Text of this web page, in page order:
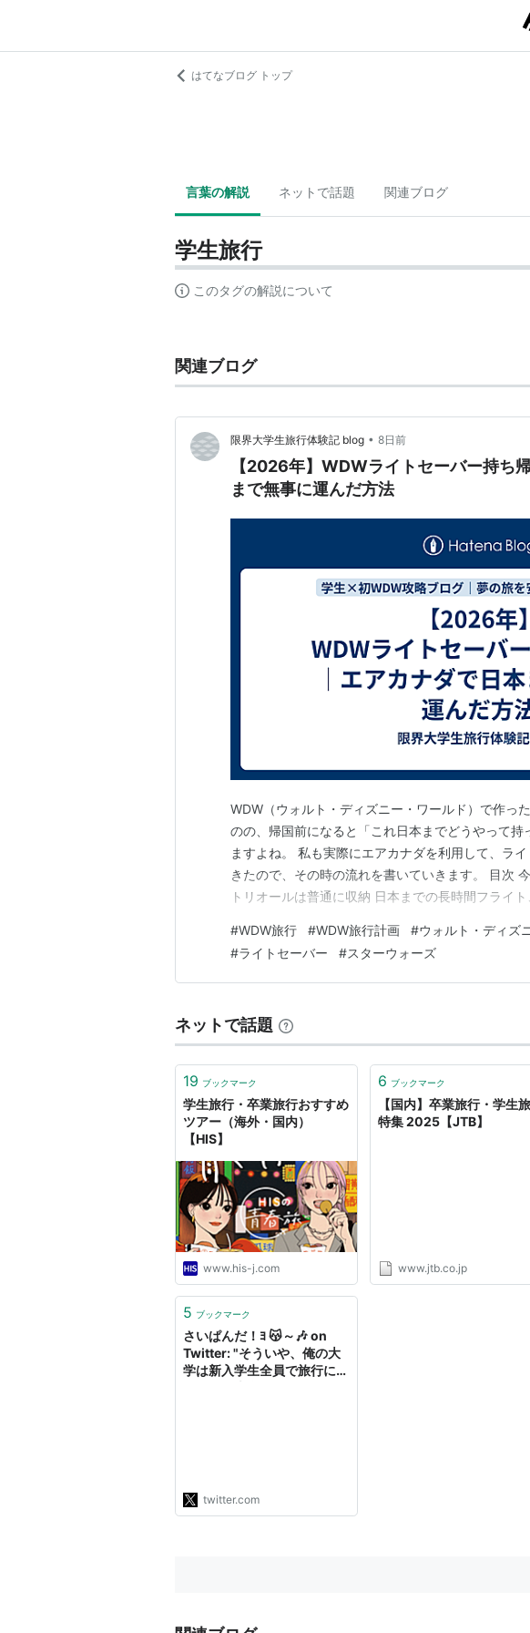
はてなブログ トップ
言葉の解説 ネットで話題 関連ブログ
学生旅行
このタグの解説について
関連ブログ
限界大学生旅行体験記 blog • 8日前
【2026年】WDWライトセーバー持ち
まで無事に運んだ方法
WDW（ウォルト・ディズニー・ワールド）で作っ
のの、帰国前になると「これ日本までどうやって
ますよね。 私も実際にエアカナダを利用して、ラ
きたので、その時の流れを書いていきます。 目次
トリオールは普通に収納 日本までの長時間フライ
部分は外して持ち帰り まとめ 今回の航空ルート 今
ミーベーシック。 ルートは、 MCO…
#WDW旅行 #WDW旅行計画 #ウォルト・ディズ
#ライトセーバー #スターウォーズ
ネットで話題
19 ブックマーク
学生旅行・卒業旅行おすすめ
ツアー（海外・国内）
【HIS】
www.his-j.com
6 ブックマーク
【国内】卒業旅行・学生
特集 2025【JTB】
www.jtb.co.jp
5 ブックマーク
さいぱんだ！ﾖ 😽～🎶 on
Twitter: "そういや、俺の大
学は新入学生全員で旅行に行
生の当ホテルの私的利用も厳
禁、荷…
twitter.com